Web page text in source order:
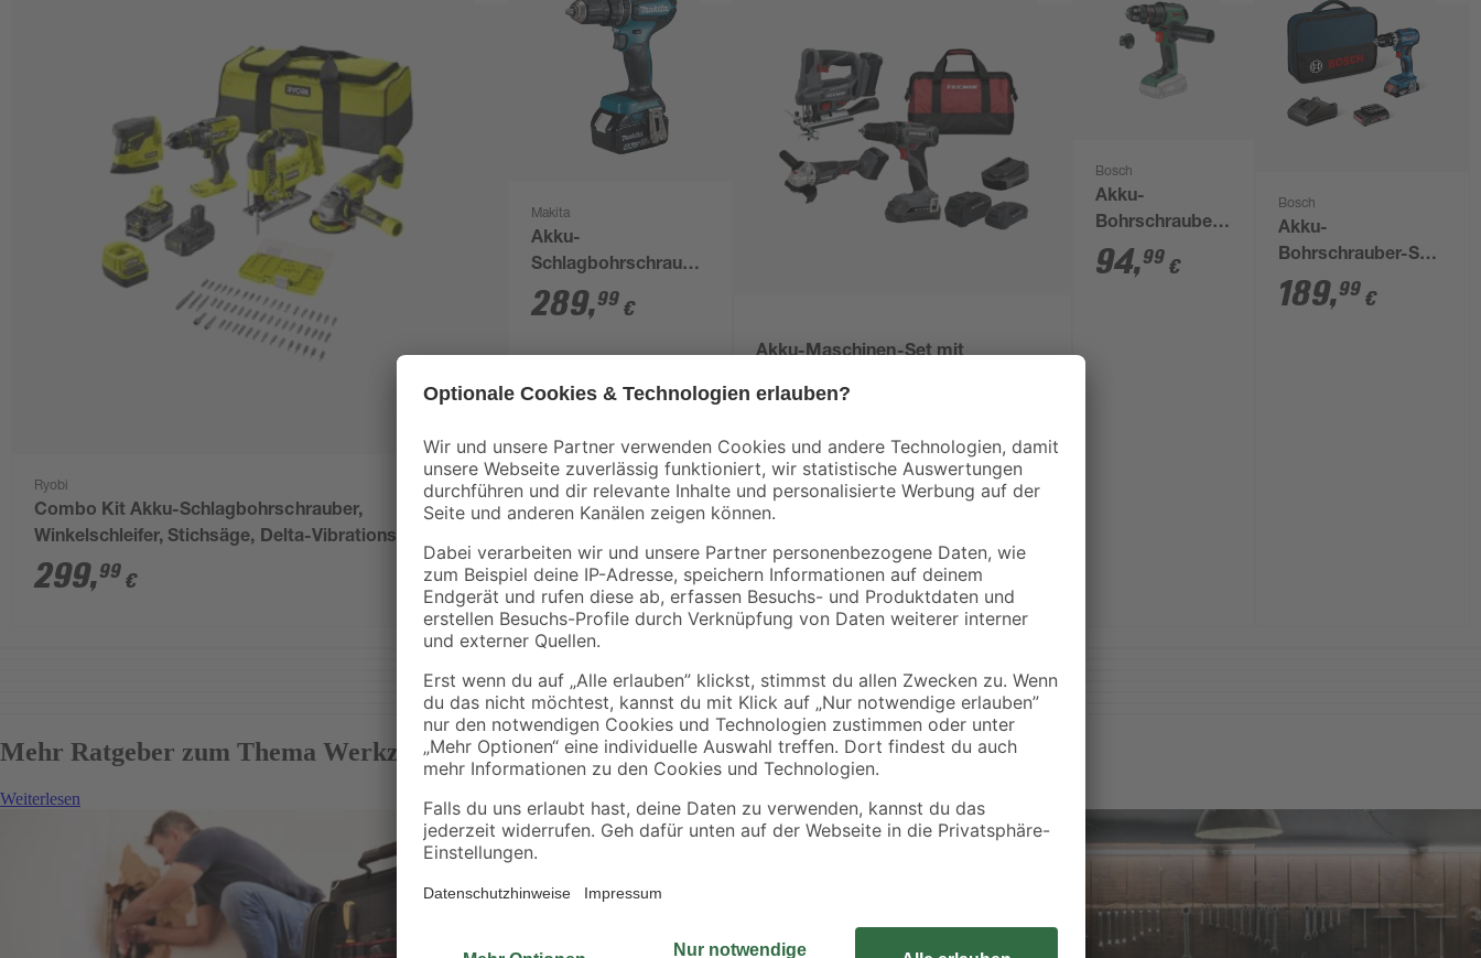
Ryobi
Combo Kit Akku-Schlagbohrschrauber,
Winkelschleifer, Stichsäge, Delta-Vibrationsschleifer
'R18CK4F-252S' mit Akku, Werkzeugtasche und 55-
teiligem Bit-Set
299,99 €
Makita
Akku-
Schlagbohrschrauber
'DHP485RTJ' mit 2
Akkus, 18 V
289,99€
Akku-Maschinen-Set mit
Akku-Winkelschleifer und 2 Akkus
Bosch
Akku-
Bohrschrauber
'AdvancedDrill
18V-80
94,99€
Bosch
Akku-
Bohrschrauber-Set
'GSB 18V-45' mit 2
Akkus und
189,99 €
Mehr Ratgeber zum Thema Werkzeuge
Weiterlesen Weiterlesen